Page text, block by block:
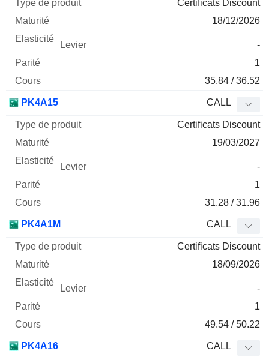
Certificats Discount
18/12/2026
-
1
35.84 / 36.52
PK4A15 CALL
Certificats Discount
19/03/2027
-
1
31.28 / 31.96
PK4A1M CALL
Certificats Discount
18/09/2026
-
1
49.54 / 50.22
PK4A16 CALL